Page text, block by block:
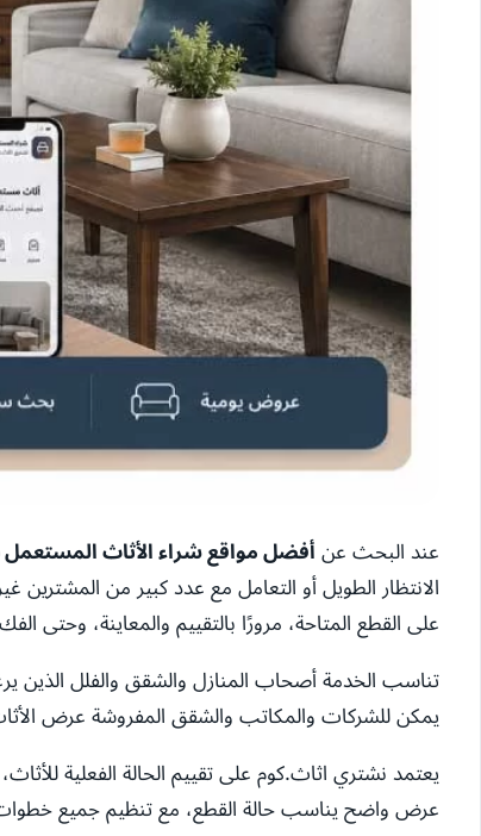
عند البحث عن أفضل مواقع شراء الأثاث المستعمل
الانتظار الطويل أو التعامل مع عدد كبير من
على القطع المتاحة، مرورًا بالتقييم والمعاينة، وحتى
تناسب الخدمة أصحاب المنازل والشقق والفلل الذين
يمكن للشركات والمكاتب والشقق المفروشة عرض
يعتمد نشتري اثاث.كوم على تقييم الحالة الفعلية
عرض واضح يناسب حالة القطع، مع تنظيم جميع خطوات